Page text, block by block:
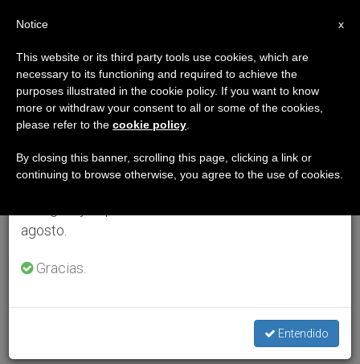
×
Aviso importante
Del 27 de julio al 7 de agosto haremos la pausa
anual, aprovechando que en el periodo de verano
se generan menos informaciones y también el
agosto.
Gracias.
Entendido
x
Notice
This website or its third party tools use cookies, which are
necessary to its functioning and required to achieve the
purposes illustrated in the cookie policy. If you want to know
more or withdraw your consent to all or some of the cookies,
please refer to the cookie policy
By closing this banner, scrolling this page, clicking a link or
continuing to browse otherwise, you agree to the use of cookies.